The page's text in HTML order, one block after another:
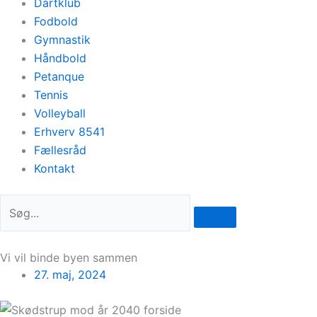
Dartklub
Fodbold
Gymnastik
Håndbold
Petanque
Tennis
Volleyball
Erhverv 8541
Fællesråd
Kontakt
Vi vil binde byen sammen
27. maj, 2024